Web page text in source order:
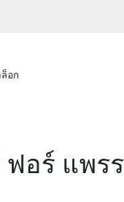
อก
ฟอร์ แพร